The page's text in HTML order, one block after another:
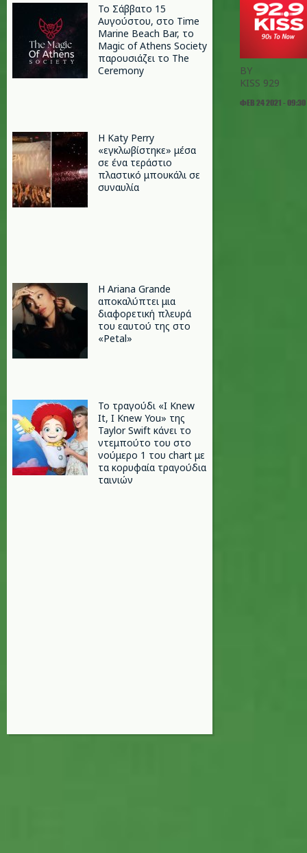
Το Σάββατο 15
Αυγούστου, στο Time
Marine Beach Bar, το
Magic of Athens Society
παρουσιάζει το The
Ceremony
H Katy Perry
«εγκλωβίστηκε» μέσα
σε ένα τεράστιο
πλαστικό μπουκάλι σε
συναυλία
Η Ariana Grande
αποκαλύπτει μια
διαφορετική πλευρά
του εαυτού της στο
«Petal»
Το τραγούδι «I Knew
It, I Knew You» της
Taylor Swift κάνει το
ντεμπούτο του στο
νούμερο 1 του chart με
τα κορυφαία τραγούδια
ταινιών
BY
KISS 929
ΦΕΒ 24 2021 - 09:30